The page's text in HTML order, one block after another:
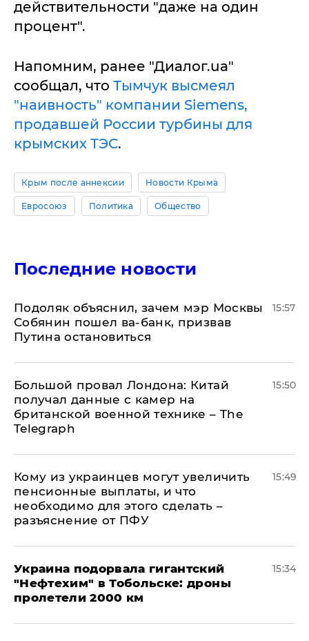
действительности "даже на один
процент".
Напомним, ранее "Диалог.ua"
сообщал, что Тымчук высмеял
"наивность" компании Siemens,
продавшей России турбины для
крымских ТЭС.
Крым после аннексии Новости Крыма
Евросоюз Политика Общество
Последние новости
Подоляк объяснил, зачем мэр Москвы
Собянин пошел ва-банк, призвав
Путина остановиться
15:57
Большой провал Лондона: Китай
получал данные с камер на
британской военной технике – The
Telegraph
15:50
Кому из украинцев могут увеличить
пенсионные выплаты, и что
необходимо для этого сделать –
разъяснение от ПФУ
15:49
Украина подорвала гигантский
"Нефтехим" в Тобольске: дроны
пролетели 2000 км
15:34